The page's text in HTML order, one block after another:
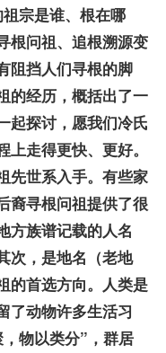
宗是谁、根在哪
根问祖、追根溯源变
阻挡人们寻根的脚
的经历，概括出了一
起探讨，愿我们冷氏
走得更快、更好。
先世系入手。有些家
裔寻根问祖提供了很
方族谱记载的人名
次，是地名（老地
的首选方向。人类是
了动物许多生活习
物以类分”，群居